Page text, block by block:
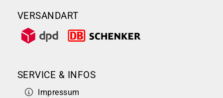
VERSANDART
SERVICE & INFOS
Impressum